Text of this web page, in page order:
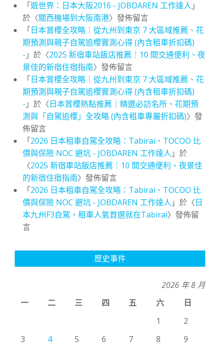
「遊世界：日本大阪2016 - JOBDAREN 工作達人 」
於〈關西機場到大阪南港〉發佈留言
「日本賞櫻全攻略｜從九州到東京 7 大區域推薦、花
期預測與親子自駕追櫻實測心得 (內含租車折扣碼)
- 」於〈2025 新宿車站飯店推薦｜10 間交通便利、夜
景佳的新宿住宿指南〉發佈留言
「日本賞櫻全攻略｜從九州到東京 7 大區域推薦、花
期預測與親子自駕追櫻實測心得 (內含租車折扣碼)
- 」於〈日本賞櫻熱點推薦｜精選必訪名所、花期預
測與「自駕追櫻」全攻略 (內含租車專屬折扣碼)〉發
佈留言
「2026 日本租車自駕全攻略：Tabirai、TOCOO 比
價與保險 NOC 避坑 - JOBDAREN 工作達人 」於
〈2025 新宿車站飯店推薦｜10 間交通便利、夜景佳
的新宿住宿指南〉發佈留言
「2026 日本租車自駕全攻略：Tabirai、TOCOO 比
價與保險 NOC 避坑 - JOBDAREN 工作達人 」於〈日
本九州F3自駕，租車人氣首選就在Tabirai〉發佈留
言
歷史事件
2026 年 8 月
一
二 三 四 五 六
日
1
2
3
4 5 6 7 8
9